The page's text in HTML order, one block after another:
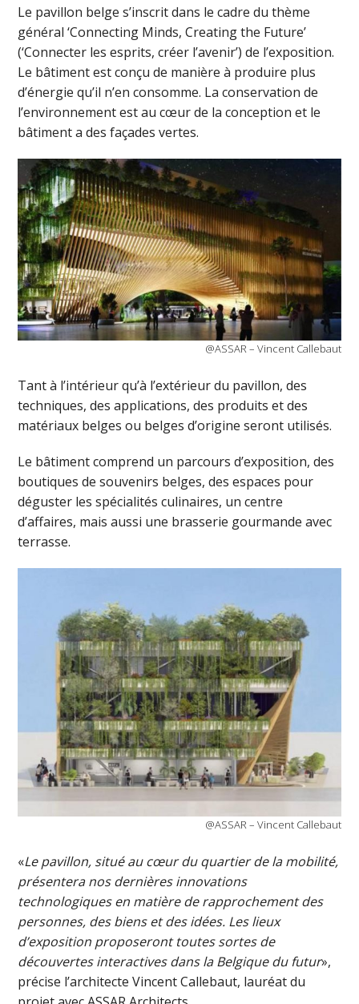
Le pavillon belge s’inscrit dans le cadre du thème
général ‘Connecting Minds, Creating the Future’
(‘Connecter les esprits, créer l’avenir’) de l’exposition.
Le bâtiment est conçu de manière à produire plus
d’énergie qu’il n’en consomme. La conservation de
l’environnement est au cœur de la conception et le
bâtiment a des façades vertes.
@ASSAR – Vincent Callebaut
Tant à l’intérieur qu’à l’extérieur du pavillon, des
techniques, des applications, des produits et des
matériaux belges ou belges d’origine seront utilisés.
Le bâtiment comprend un parcours d’exposition, des
boutiques de souvenirs belges, des espaces pour
déguster les spécialités culinaires, un centre
d’affaires, mais aussi une brasserie gourmande avec
terrasse.
@ASSAR – Vincent Callebaut
«Le pavillon, situé au cœur du quartier de la mobilité,
présentera nos dernières innovations
technologiques en matière de rapprochement des
personnes, des biens et des idées. Les lieux
d’exposition proposeront toutes sortes de
découvertes interactives dans la Belgique du futur»,
précise l’architecte Vincent Callebaut, lauréat du